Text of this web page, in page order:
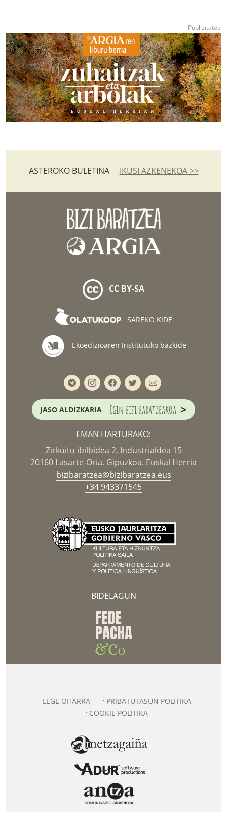
ASTEROKO BULETINA IKUSI AZKENEKOA >>
CC BY-SA
SAREKO KIDE
Ekoedizioaren Institutuko bazkide
JASO ALDIZKARIA Egin bizi baratzeakoa >
EMAN HARTURAKO:
Zirkuitu ibilbidea 2, Industrialdea 15
20160 Lasarte-Oria. Gipuzkoa. Euskal Herria
bizibaratzea@bizibaratzea.eus
+34 943371545
BIDELAGUN
LEGE OHARRA
PRIBATUTASUN POLITIKA
COOKIE POLITIKA